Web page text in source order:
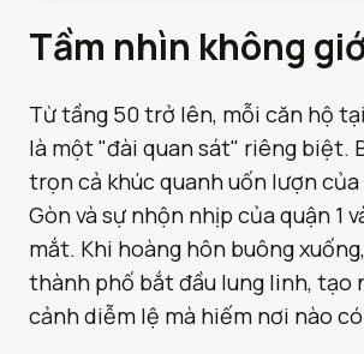
Tầm nhìn không
Từ tầng 50 trở lên, mỗi căn hộ
là một "đài quan sát" riêng biệt.
trọn cả khúc quanh uốn lượn của
Gòn và sự nhộn nhịp của quận 1
mắt. Khi hoàng hôn buông
thành phố bắt đầu lung linh, tạo
cảnh diễm lệ mà hiếm nơi nào